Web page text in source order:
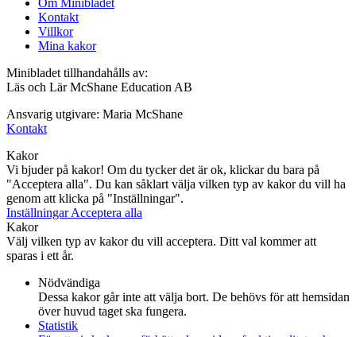
Om Minibladet
Kontakt
Villkor
Mina kakor
Minibladet tillhandahålls av:
Läs och Lär McShane Education AB
Ansvarig utgivare: Maria McShane
Kontakt
Kakor
Vi bjuder på kakor! Om du tycker det är ok, klickar du bara på
"Acceptera alla". Du kan såklart välja vilken typ av kakor du vill ha
genom att klicka på "Inställningar".
InställningarAcceptera alla
Kakor
Välj vilken typ av kakor du vill acceptera. Ditt val kommer att
sparas i ett år.
Nödvändiga
Dessa kakor går inte att välja bort. De behövs för att hemsidan
över huvud taget ska fungera.
Statistik